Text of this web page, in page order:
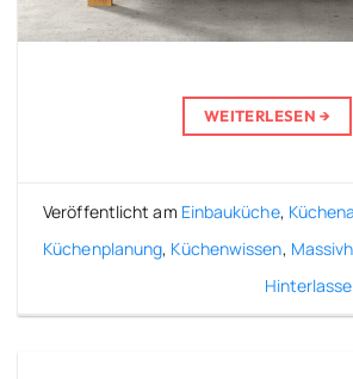
WEITERLESEN →
Veröffentlicht am Einbauküche,
Küchenplanung, Küchenwissen,